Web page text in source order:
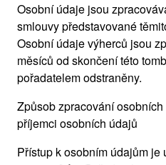
Osobní údaje jsou
smlouvy představované
Osobní údaje výherců jsou
měsíců od skončení této
pořadatelem odstraněny.
Způsob zpracování
příjemci osobních údajů
Přístup k osobním údajům